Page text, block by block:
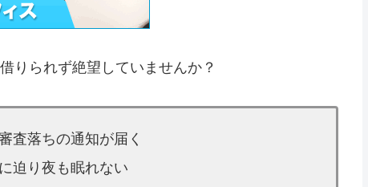
りられず絶望していませんか？
査落ちの通知が届く
迫り夜も眠れない